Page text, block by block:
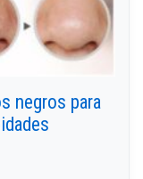
negros para